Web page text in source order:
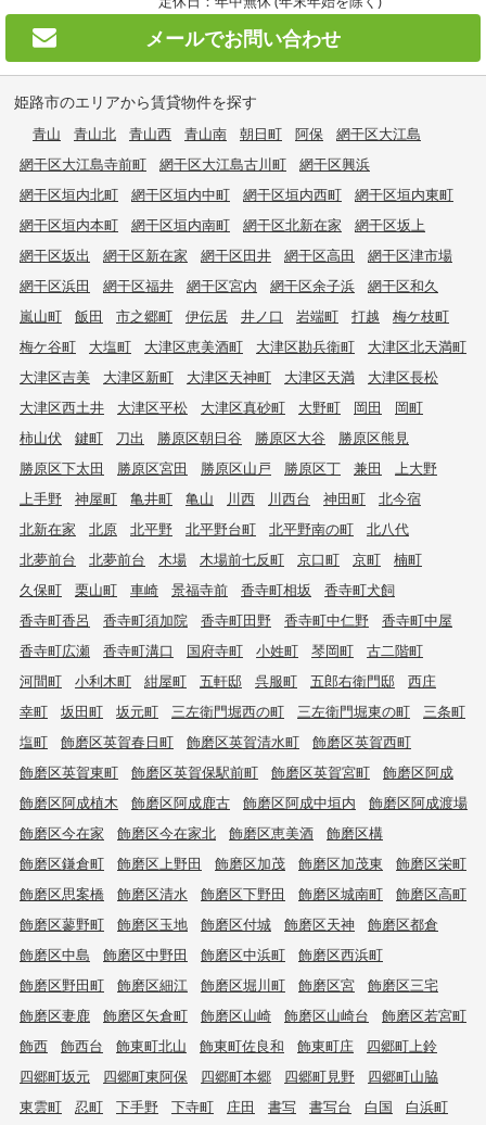
メールでお問い合わせ
姫路市のエリアから賃貸物件を探す
青山 青山北 青山西 青山南 朝日町 阿保
網干区大江島
網干区大江島寺前町
網干区大江島古川町
網干区興浜
網干区垣内北町
網干区垣内中町 網干区垣内西町
網干区垣内東町
網干区垣内本町
網干区垣内南町 網干区北新在家
網干区坂上
網干区坂出
網干区新在家 網干区田井 網干区高田
網干区津市場
網干区浜田
網干区福井 網干区宮内 網干区余子浜
網干区和久
嵐山町
飯田 市之郷町 伊伝居 井ノ口 岩端町 打越
梅ケ枝町
梅ケ谷町
大塩町 大津区恵美酒町 大津区勘兵衛町
大津区北天満町
大津区吉美
大津区新町 大津区天神町 大津区天満
大津区長松
大津区西土井
大津区平松 大津区真砂町 大野町 岡田
岡町
柿山伏
鍵町 刀出 勝原区朝日谷 勝原区大谷
勝原区熊見
勝原区下太田
勝原区宮田 勝原区山戸 勝原区丁 兼田
上大野
上手野
神屋町 亀井町 亀山 川西 川西台 神田町
北今宿
北新在家
北原 北平野 北平野台町 北平野南の町
北八代
北夢前台
北夢前台 木場 木場前七反町 京口町 京町
楠町
久保町
栗山町 車崎 景福寺前 香寺町相坂
香寺町犬飼
香寺町香呂
香寺町須加院 香寺町田野 香寺町中仁野
香寺町中屋
香寺町広瀬
香寺町溝口 国府寺町 小姓町 琴岡町
古二階町
河間町
小利木町 紺屋町 五軒邸 呉服町 五郎右衛門邸
西庄
幸町
坂田町 坂元町 三左衛門堀西の町 三左衛門堀東の町
三条町
塩町
飾磨区英賀春日町 飾磨区英賀清水町
飾磨区英賀西町
飾磨区英賀東町
飾磨区英賀保駅前町 飾磨区英賀宮町
飾磨区阿成
飾磨区阿成植木
飾磨区阿成鹿古 飾磨区阿成中垣内
飾磨区阿成渡場
飾磨区今在家
飾磨区今在家北 飾磨区恵美酒
飾磨区構
飾磨区鎌倉町
飾磨区上野田 飾磨区加茂 飾磨区加茂東
飾磨区栄町
飾磨区思案橋
飾磨区清水 飾磨区下野田 飾磨区城南町
飾磨区高町
飾磨区蓼野町
飾磨区玉地 飾磨区付城 飾磨区天神
飾磨区都倉
飾磨区中島
飾磨区中野田 飾磨区中浜町
飾磨区西浜町
飾磨区野田町
飾磨区細江 飾磨区堀川町 飾磨区宮
飾磨区三宅
飾磨区妻鹿
飾磨区矢倉町 飾磨区山崎 飾磨区山崎台
飾磨区若宮町
飾西
飾西台 飾東町北山 飾東町佐良和 飾東町庄
四郷町上鈴
四郷町坂元
四郷町東阿保 四郷町本郷 四郷町見野
四郷町山脇
東雲町
忍町 下手野 下寺町 庄田 書写 書写台 白国
白浜町